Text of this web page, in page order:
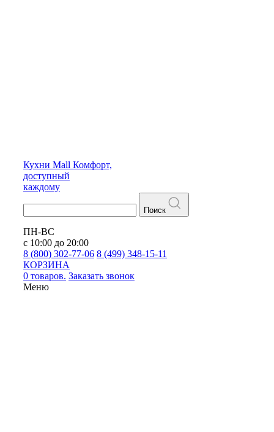
Кухни Mall Комфорт,
доступный
каждому
Поиск
ПН-ВС
с 10:00 до 20:00
8 (800) 302-77-06 8 (499) 348-15-11
КОРЗИНА
0 товаров. Заказать звонок
Меню